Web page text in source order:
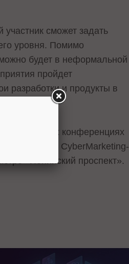
сможет задать
уровня. Помимо
будет в неформальной
пройдет
разработки и продукты в
на других конференциях
и обед. CyberMarketing-
«Ленинский проспект».